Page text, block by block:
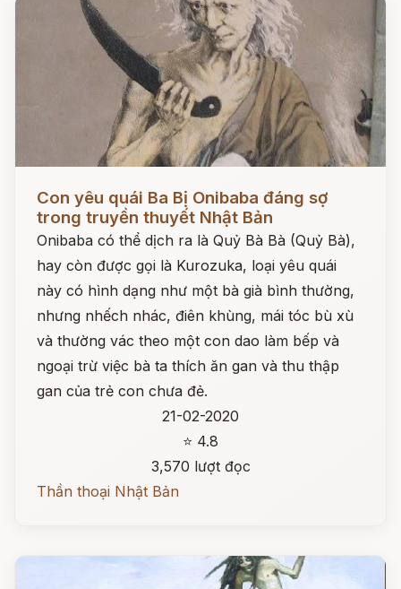
Con yêu quái Ba Bị Onibaba đáng sợ
trong truyền thuyết Nhật Bản
Onibaba có thể dịch ra là Quỷ Bà Bà (Quỷ Bà),
hay còn được gọi là Kurozuka, loại yêu quái
này có hình dạng như một bà già bình thường,
nhưng nhếch nhác, điên khùng, mái tóc bù xù
và thường vác theo một con dao làm bếp và
ngoại trừ việc bà ta thích ăn gan và thu thập
gan của trẻ con chưa đẻ.
21-02-2020
⭐ 4.8
3,570 lượt đọc
Thần thoại Nhật Bản